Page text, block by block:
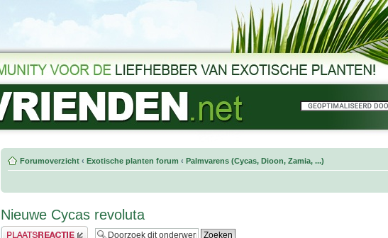
Forumoverzicht ‹ Exotische planten forum ‹ Palmvarens (Cycas, Dioon, Zamia, ...)
Nieuwe Cycas revoluta
Plaats een reactie